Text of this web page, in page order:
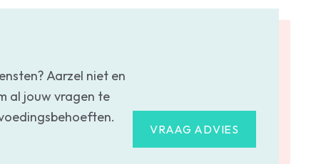
Aarzel niet en
al jouw vragen te
VRAAG ADVIES